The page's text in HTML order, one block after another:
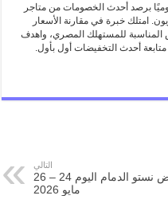
برصد أحدث الخصومات من متاجر
امتلك خبرة في مقارنة الأسعار
المناسبة للمستهلك المصري، واهدف
أحدث التخفيضات أول بأول.
التالي
عروض نستو الدمام اليوم 24 – 26
مايو 2026